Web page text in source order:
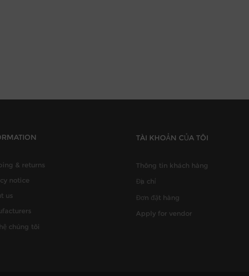
& returns
notice
us
chúng tôi
TÀI KHOẢN CỦA TÔI
Thông tin khách hàng
Địa chỉ
Đơn đặt hàng
Apply for vendor